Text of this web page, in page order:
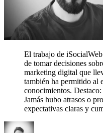
El trabajo de
de tomar decisiones
marketing digital que
también ha permitido al
conocimientos.
Jamás hubo atrasos o
expectativas claras y